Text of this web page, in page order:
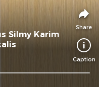
Share
Caption
Silmy Karim